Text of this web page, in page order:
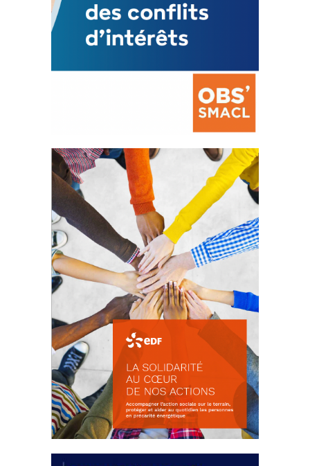
La prévention des conflits
d’intérêts
18 septembre 2023
FEUILLETER